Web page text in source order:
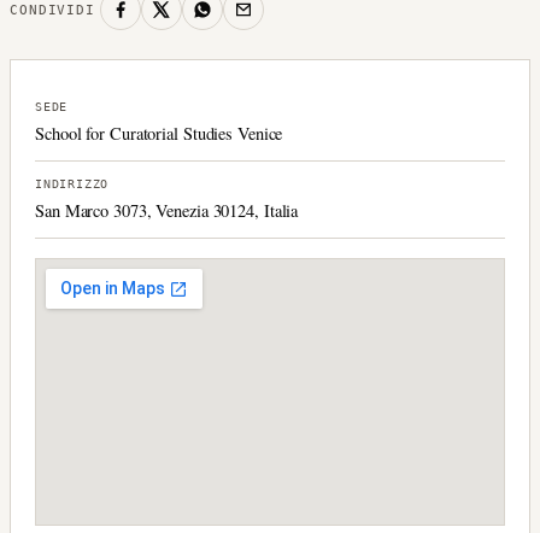
CONDIVIDI
SEDE
School for Curatorial Studies Venice
INDIRIZZO
San Marco 3073, Venezia 30124, Italia